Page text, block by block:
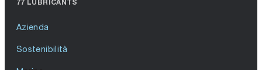
77 LUBRICANTS
Azienda
Sostenibilità